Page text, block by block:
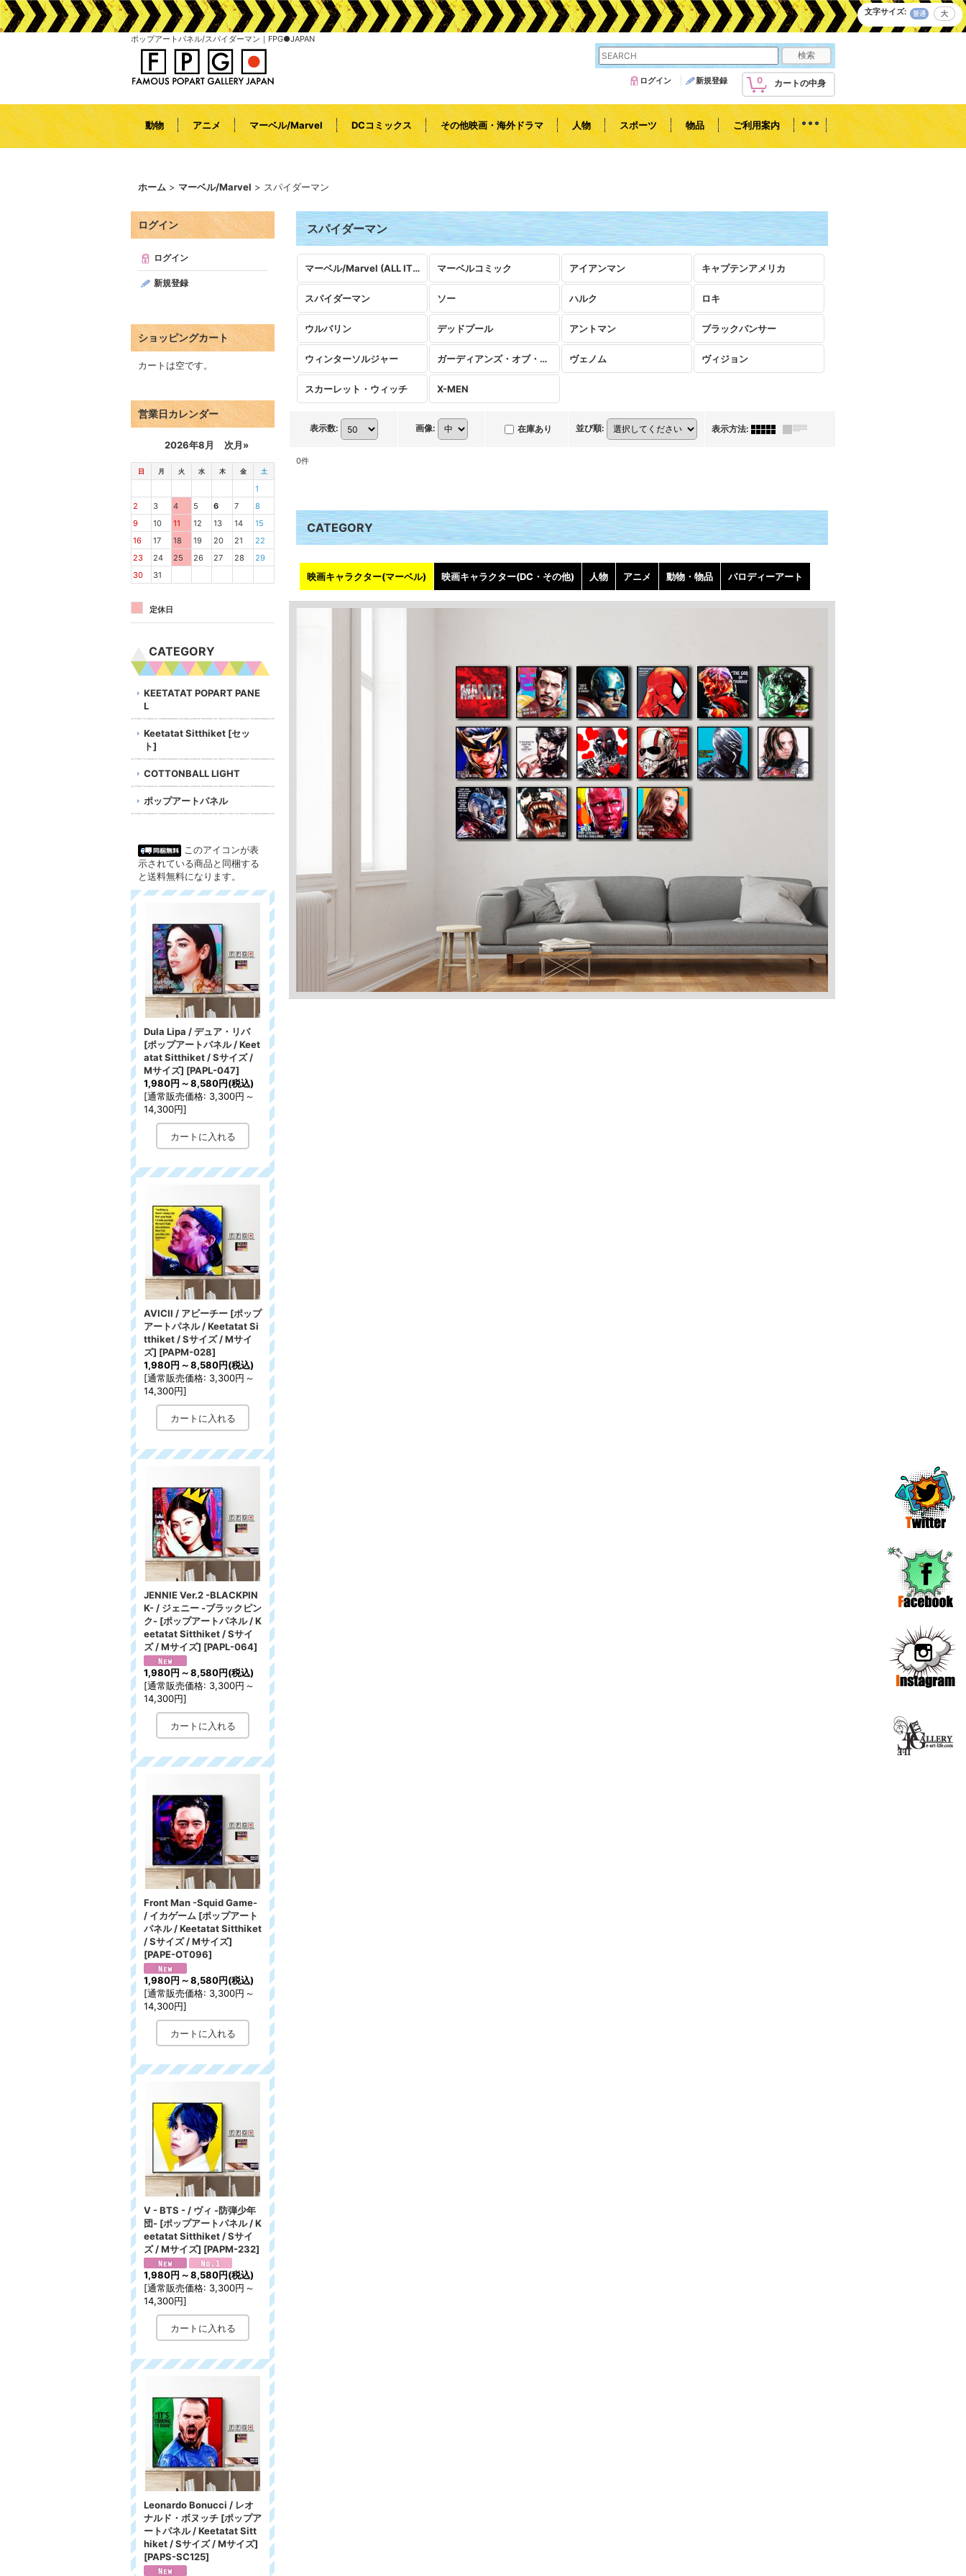
ポップアートパネル/スパイダーマン｜FPG●JAPAN
文字サイズ:
0 カートの中身
ログイン 新規登録
動物 アニメ マーベル/Marvel DCコミックス その他映画・海外ドラマ 人物 スポーツ 物品 ご利用案内
ホーム > マーベル/Marvel > スパイダーマン
ログイン
ログイン
新規登録
ショッピングカート
カートは空です。
営業日カレンダー
2026年8月 次月»
日 月 火 水 木 金 土
1
2
3 4 5 6 7
8
9
10 11 12 13 14
15
16
17 18 19 20 21
22
23
24 25 26 27 28
29
30
31
定休日
CATEGORY
KEETATAT POPART PANE
L
Keetatat Sitthiket [セッ
ト]
COTTONBALL LIGHT
ポップアートパネル
このアイコンが表
示されている商品と同梱する
と送料無料になります。
Dula Lipa / デュア・リパ
[ポップアートパネル / Keet
atat Sitthiket / Sサイズ /
Mサイズ] [PAPL-047]
1,980円 ～8,580円(税込)
[通常販売価格: 3,300円 ～
14,300円]
AVICII / アビーチー [ポップ
アートパネル / Keetatat Si
tthiket / Sサイズ / Mサイ
ズ] [PAPM-028]
1,980円 ～8,580円(税込)
[通常販売価格: 3,300円 ～
14,300円]
JENNIE Ver.2 -BLACKPIN
K- / ジェニー -ブラックピン
ク- [ポップアートパネル / K
eetatat Sitthiket / Sサイ
ズ / Mサイズ] [PAPL-064]
1,980円 ～8,580円(税込)
[通常販売価格: 3,300円 ～
14,300円]
Front Man -Squid Game-
/ イカゲーム [ポップアート
パネル / Keetatat Sitthiket
/ Sサイズ / Mサイズ]
[PAPE-OT096]
1,980円 ～8,580円(税込)
[通常販売価格: 3,300円 ～
14,300円]
V - BTS - / ヴィ -防弾少年
団- [ポップアートパネル / K
eetatat Sitthiket / Sサイ
ズ / Mサイズ] [PAPM-232]
1,980円 ～8,580円(税込)
[通常販売価格: 3,300円 ～
14,300円]
Leonardo Bonucci / レオ
ナルド・ボヌッチ [ポップア
ートパネル / Keetatat Sitt
hiket / Sサイズ / Mサイズ]
[PAPS-SC125]
スパイダーマン
マーベル/Marvel (ALL ITEMS) マーベルコミック アイアンマン キャプテンアメリカ
スパイダーマン ソー ハルク ロキ
ウルバリン デッドプール アントマン ブラックパンサー
ウィンターソルジャー ガーディアンズ・オブ・ギャラクシー ヴェノム ヴィジョン
スカーレット・ウィッチ X-MEN
表示数: 画像: 在庫あり 並び順: 表示方法:
0件
CATEGORY
映画キャラクター(マーベル) 映画キャラクター(DC・その他) 人物 アニメ 動物・物品 パロディーアート